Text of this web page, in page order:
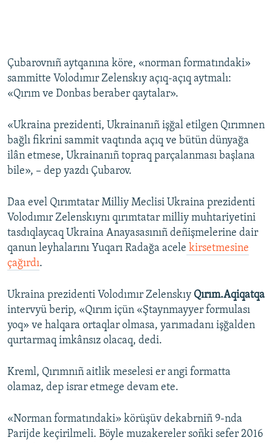
Çubarovnıñ aytqanına köre, «norman formatındaki»
sammitte Volodımır Zelenskıy açıq-açıq aytmalı:
«Qırım ve Donbas beraber qaytalar».
«Ukraina prezidenti, Ukrainanıñ işğal etilgen Qırımnen
bağlı fikrini sammit vaqtında açıq ve bütün dünyağa
ilân etmese, Ukrainanıñ topraq parçalanması başlana
bile», – dep yazdı Çubarov.
Daa evel Qırımtatar Milliy Meclisi Ukraina prezidenti
Volodımır Zelenskıynı qırımtatar milliy muhtariyetini
tasdıqlaycaq Ukraina Anayasasınıñ deñişmelerine dair
qanun leyhalarını Yuqarı Radağa acele kirsetmesine
çağırdı.
Ukraina prezidenti Volodımır Zelenskıy Qırım.Aqiqatqa
intervyü berip, «Qırım içün «Ştaynmayyer formulası
yoq» ve halqara ortaqlar olmasa, yarımadanı işğalden
qurtarmaq imkânsız olacaq, dedi.
Kreml, Qırımnıñ aitlik meselesi er angi formatta
olamaz, dep israr etmege devam ete.
«Norman formatındaki» körüşüv dekabrniñ 9-nda
Parijde keçirilmeli. Böyle muzakereler soñki sefer 2016